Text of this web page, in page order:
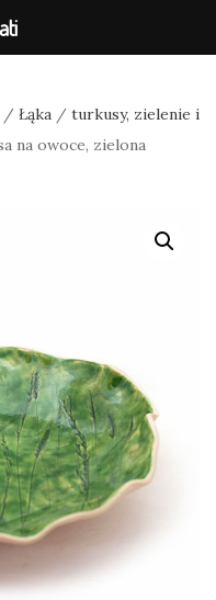
/ Łąka / turkusy, zielenie i
na owoce, zielona